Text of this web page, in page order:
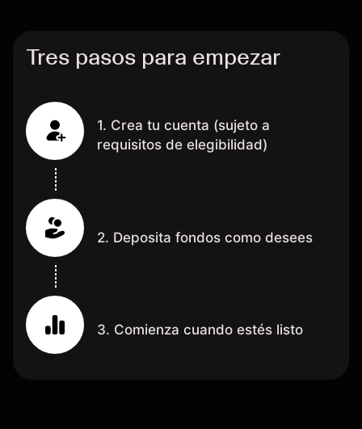
Tres pasos para empezar
1. Crea tu cuenta (sujeto a
requisitos de elegibilidad)
2. Deposita fondos como desees
3. Comienza cuando estés listo